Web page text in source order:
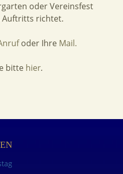
oder Vereinsfest
Auftritts richtet.
oder Ihre Mail.
bitte hier.